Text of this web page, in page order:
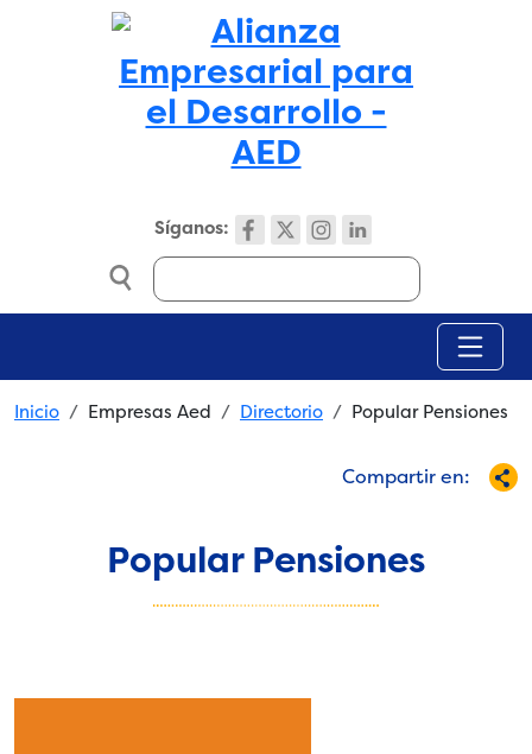
Skip to main content
Síganos:
Search
Breadcrumb
Inicio Empresas Aed Directorio Popular Pensiones
Compartir en:
Popular Pensiones